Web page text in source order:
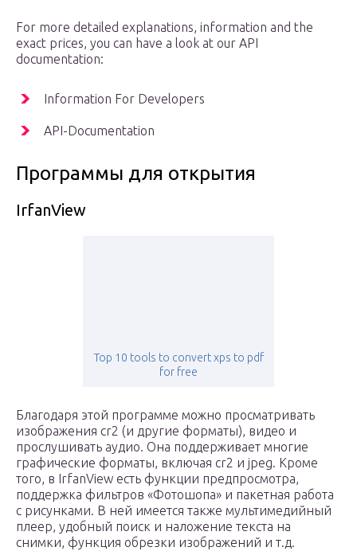
For more detailed explanations, information and the
exact prices, you can have a look at our API
documentation:
Information For Developers
API-Documentation
Программы для открытия
IrfanView
Top 10 tools to convert xps to pdf
for free
Благодаря этой программе можно просматривать
изображения cr2 (и другие форматы), видео и
прослушивать аудио. Она поддерживает многие
графические форматы, включая cr2 и jpeg. Кроме
того, в IrfanView есть функции предпросмотра,
поддержка фильтров «Фотошопа» и пакетная работа
с рисунками. В ней имеется также мультимедийный
плеер, удобный поиск и наложение текста на
снимки, функция обрезки изображений и т.д.